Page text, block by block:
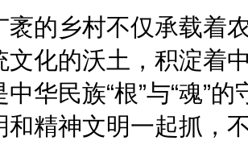
乡村不仅承载着农
文化的沃土，积淀着
中华民族“根”与“魂”
和精神文明一起抓，